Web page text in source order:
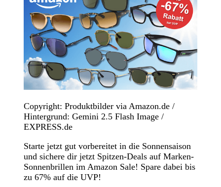
Copyright: Produktbilder via Amazon.de /
Hintergrund: Gemini 2.5 Flash Image /
EXPRESS.de
Starte jetzt gut vorbereitet in die Sonnensaison
und sichere dir jetzt Spitzen-Deals auf Marken-
Sonnenbrillen im Amazon Sale! Spare dabei bis
zu 67% auf die UVP!